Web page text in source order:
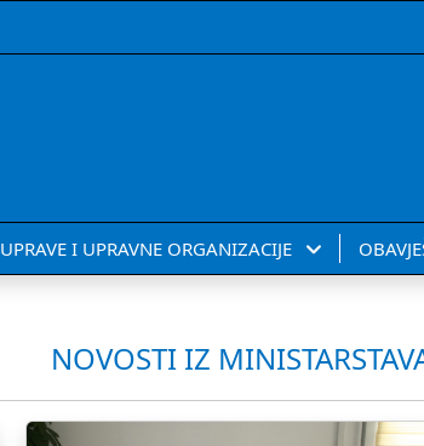
UPRAVE I UPRAVNE ORGANIZACIJE
NOVOSTI IZ